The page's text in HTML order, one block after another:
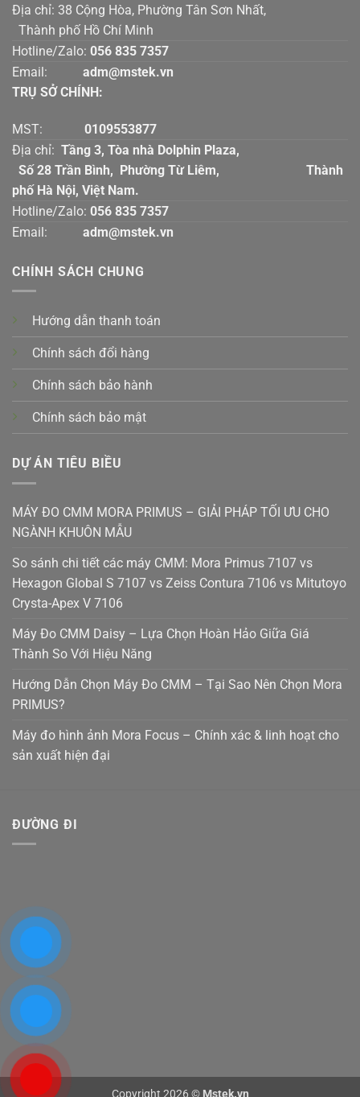
Địa chỉ: 38 Cộng Hòa, Phường Tân Sơn Nhất,
Thành phố Hồ Chí Minh
Hotline/Zalo: 056 835 7357
Email:
adm@mstek.vn
TRỤ SỞ CHÍNH:
MST: 0109553877
Địa chỉ: Tầng 3, Tòa nhà Dolphin Plaza,
Số 28 Trần Bình, Phường Từ Liêm, Thành
phố Hà Nội, Việt Nam.
Hotline/Zalo: 056 835 7357
Email:
adm@mstek.vn
CHÍNH SÁCH CHUNG
Hướng dẫn thanh toán
Chính sách đổi hàng
Chính sách bảo hành
Chính sách bảo mật
DỰ ÁN TIÊU BIỀU
MÁY ĐO CMM MORA PRIMUS – GIẢI PHÁP TỐI ƯU CHO
NGÀNH KHUÔN MẪU
So sánh chi tiết các máy CMM: Mora Primus 7107 vs
Hexagon Global S 7107 vs Zeiss Contura 7106 vs Mitutoyo
Crysta-Apex V 7106
Máy Đo CMM Daisy – Lựa Chọn Hoàn Hảo Giữa Giá
Thành So Với Hiệu Năng
Hướng Dẫn Chọn Máy Đo CMM – Tại Sao Nên Chọn Mora
PRIMUS?
Máy đo hình ảnh Mora Focus – Chính xác & linh hoạt cho
sản xuất hiện đại
ĐƯỜNG ĐI